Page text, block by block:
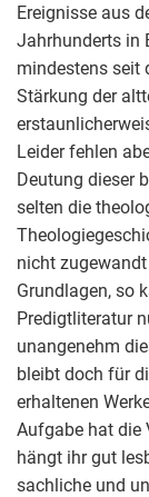
Ereignisse aus
Jahrhunderts in
mindestens seit
Stärkung der
Leider fehlen
Deutung dieser
selten die
nicht
Grundlagen, so
Predigtliteratur
unangenehm
bleibt doch für
erhaltenen
Aufgabe hat die
hängt ihr gut
sachliche und